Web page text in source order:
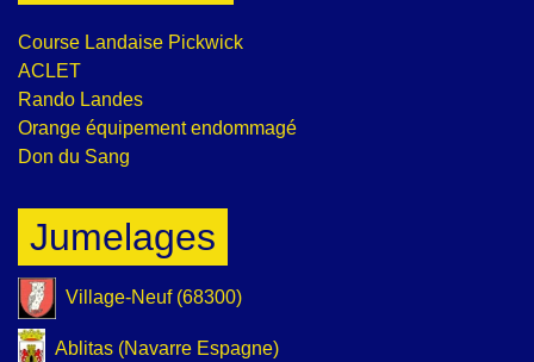
Course Landaise Pickwick
ACLET
Rando Landes
Orange équipement endommagé
Don du Sang
Jumelages
Village-Neuf (68300)
Ablitas (Navarre Espagne)